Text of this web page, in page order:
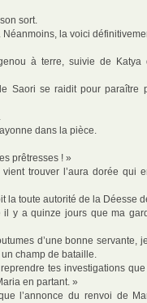
sort.
Néanmoins, la voici
à terre, suivie de Katya
Saori se raidit pour paraître
dans la pièce.
prêtresses ! »
trouver l’aura dorée qui
la toute autorité de la Déesse
il y a quinze jours que ma
d’une bonne servante,
champ de bataille.
tes investigations
en partant. »
l’annonce du renvoi de